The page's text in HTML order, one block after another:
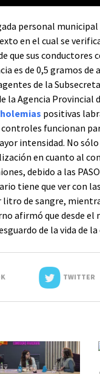
personal
en el cual se
que sus
es de 0,5 gramos
de la
la Agencia Provincial
positivas
controles funcionan
intensidad. No
en cuanto al
debido a las
tiene que ver con
de sangre,
afirmó que desde el
de la vida de la
TWITTER